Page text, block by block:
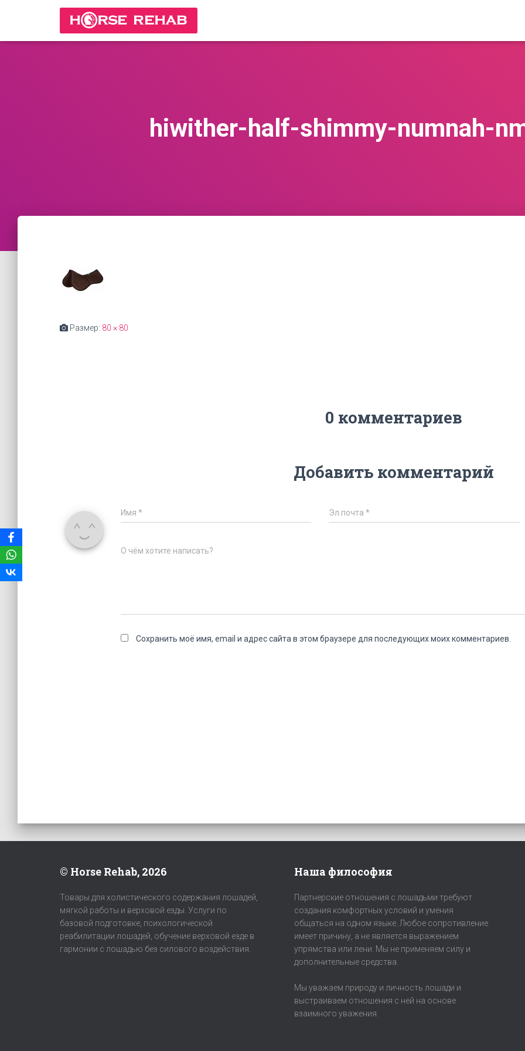
hiwither-half-shimmy-numnah-
Размер: 80 × 80
0 комментариев
Добавить комментарий
Имя * Эл.почта*
О чём хотите написать?
Сохранить моё имя, email и адрес сайта в этом браузере для последующих моих комментариев.
© Horse Rehab, 2026
Товары для холистического содержания лошадей,
мягкой работы и верховой езды. Услуги по
базовой подготовке, психологической
реабилитации лошадей, обучение верховой езде в
гармонии с лошадью без силового воздействия.
Наша философия
Партнерские отношения с лошадьми требуют
создания комфортных условий и умения
общаться на одном языке. Любое сопротивление
имеет причину, а не является выражением
упрямства или лени. Мы не применяем силу и
дополнительные средства.
Мы уважаем природу и личность лошади и
выстраиваем отношения с ней на основе
взаимного уважения.